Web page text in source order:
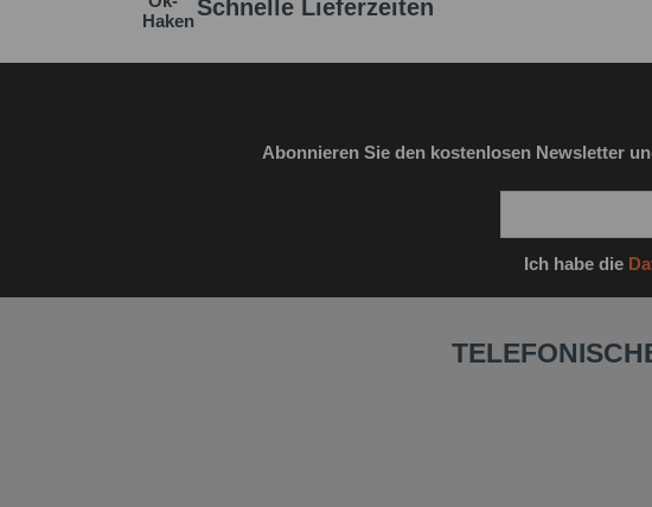
Schnelle Lieferzeiten
Abonnieren Sie den kostenlosen Newsletter
Ich habe die